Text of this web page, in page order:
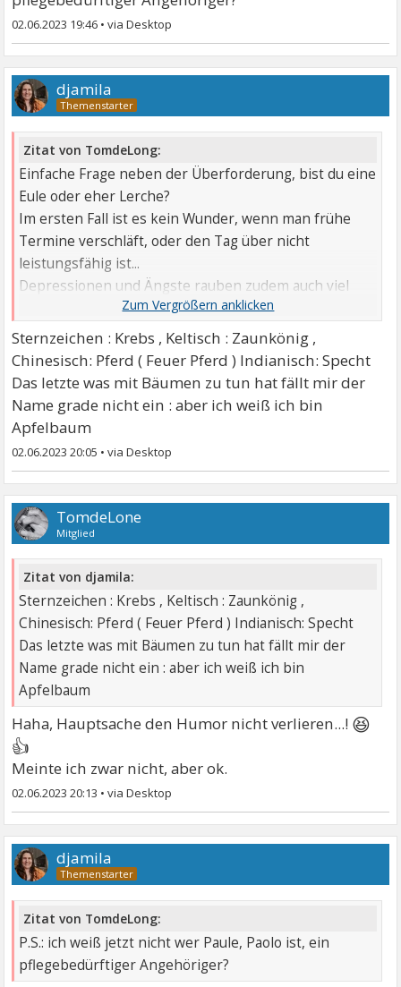
02.06.2023 19:46 •
djamila
Zitat von TomdeLong:
Einfache Frage neben der Überforderung, bist du eine
Eule oder eher Lerche?
Im ersten Fall ist es kein Wunder, wenn man frühe
Termine verschläft, oder den Tag über nicht
leistungsfähig ist...
Depressionen und Ängste rauben zudem auch viel
Kraft und tun ihr Übriges...
Sternzeichen : Krebs , Keltisch : Zaunkönig ,
Chinesisch: Pferd ( Feuer Pferd ) Indianisch: Specht
Das letzte was mit Bäumen zu tun hat fällt mir der
Name grade nicht ein : aber ich weiß ich bin
Apfelbaum
02.06.2023 20:05 •
TomdeLone
Mitglied
Zitat von djamila:
Sternzeichen : Krebs , Keltisch : Zaunkönig ,
Chinesisch: Pferd ( Feuer Pferd ) Indianisch: Specht
Das letzte was mit Bäumen zu tun hat fällt mir der
Name grade nicht ein : aber ich weiß ich bin
Apfelbaum
Haha, Hauptsache den Humor nicht verlieren...! 😆
👍
Meinte ich zwar nicht, aber ok.
02.06.2023 20:13 •
djamila
Zitat von TomdeLong:
P.S.: ich weiß jetzt nicht wer Paule, Paolo ist, ein
pflegebedürftiger Angehöriger?